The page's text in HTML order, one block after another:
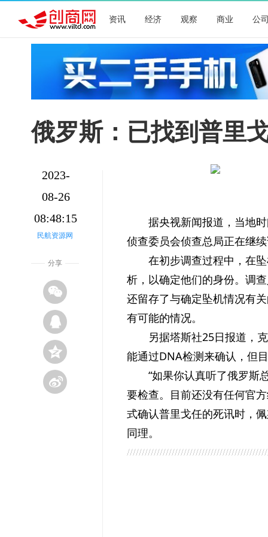
资讯 经济 观察 商业 公
俄罗斯：已找到普里
2023-
08-26
08:48:15
民航资源网
分享
据央视新闻报道，当地
侦查委员会侦查总局正在继
在初步调查过程中，在
析，以确定他们的身份。调
还留存了与确定坠机情况有
有可能的情况。
另据塔斯社25日报道，
能通过DNA检测来确认，但
“如果你认真听了俄罗斯
要检查。目前还没有任何官
式确认普里戈任的死讯时，
同理。